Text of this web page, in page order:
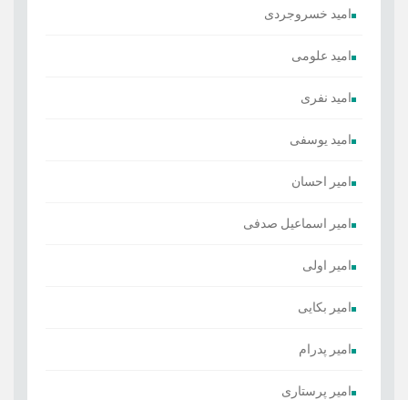
امید خسروجردی
امید علومی
امید نفری
امید یوسفی
امیر احسان
امیر اسماعیل صدفی
امیر اولی
امیر بکایی
امیر پدرام
امیر پرستاری